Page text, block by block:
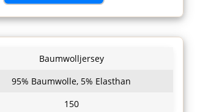
Baumwolljersey
95% Baumwolle, 5% Elasthan
150